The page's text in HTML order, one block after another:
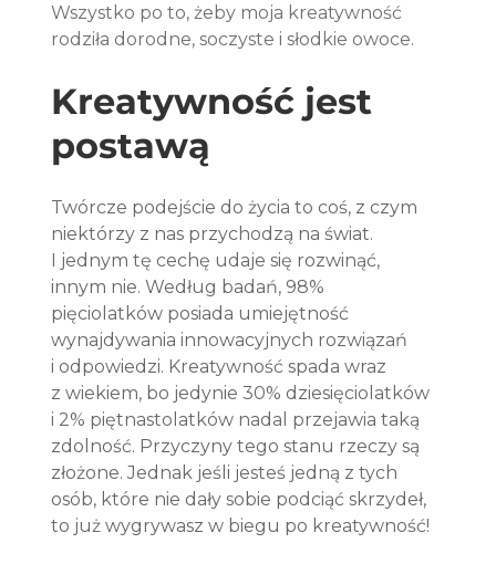
Wszystko po to, żeby moja kreatywność
rodziła dorodne, soczyste i słodkie owoce.
Kreatywność jest
postawą
Twórcze podejście do życia to coś, z czym
niektórzy z nas przychodzą na świat.
I jednym tę cechę udaje się rozwinąć,
innym nie. Według badań, 98%
pięciolatków posiada umiejętność
wynajdywania innowacyjnych rozwiązań
i odpowiedzi. Kreatywność spada wraz
z wiekiem, bo jedynie 30% dziesięciolatków
i 2% piętnastolatków nadal przejawia taką
zdolność. Przyczyny tego stanu rzeczy są
złożone. Jednak jeśli jesteś jedną z tych
osób, które nie dały sobie podciąć skrzydeł,
to już wygrywasz w biegu po kreatywność!